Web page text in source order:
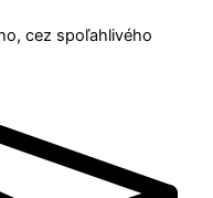
cez spoľahlivého